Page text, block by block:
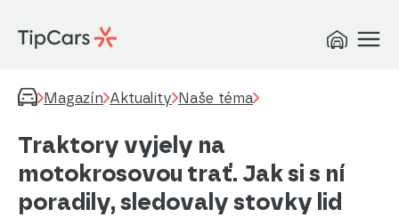
Magazín Aktuality Naše téma
Traktory vyjely na
motokrosovou trať. Jak si s ní
poradily, sledovaly stovky lid